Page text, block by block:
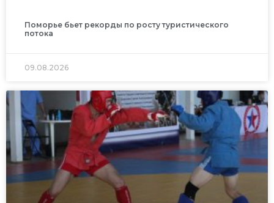
Поморье бьет рекорды по росту туристического
потока
09.08.2026